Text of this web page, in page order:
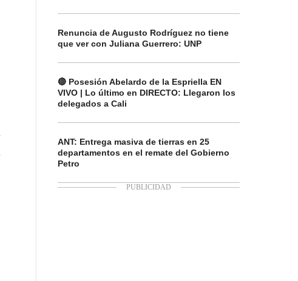
Renuncia de Augusto Rodríguez no tiene
que ver con Juliana Guerrero: UNP
🔴 Posesión Abelardo de la Espriella EN
VIVO | Lo último en DIRECTO: Llegaron los
delegados a Cali
ANT: Entrega masiva de tierras en 25
departamentos en el remate del Gobierno
Petro